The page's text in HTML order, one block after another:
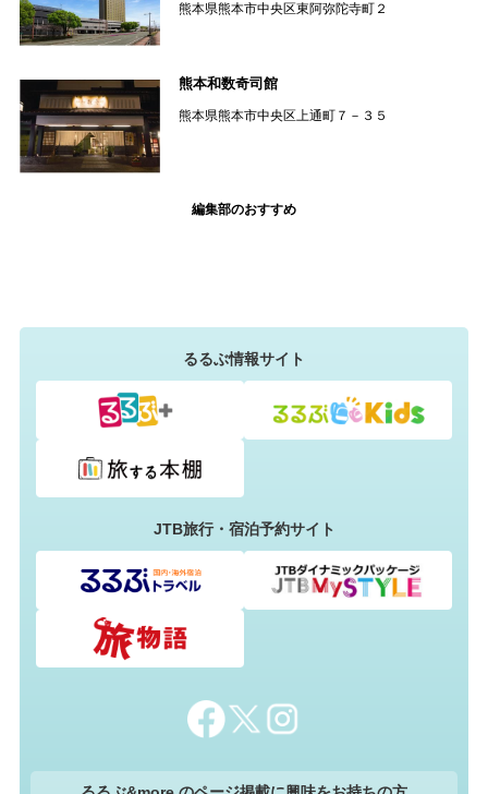
熊本県熊本市中央区東阿弥陀寺町２
熊本和数奇司館
熊本県熊本市中央区上通町７－３５
編集部のおすすめ
るるぶ情報サイト
JTB旅行・宿泊予約サイト